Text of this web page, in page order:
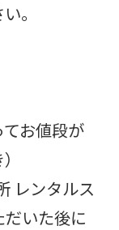
。
てお値段が
レンタルス
だいた後に